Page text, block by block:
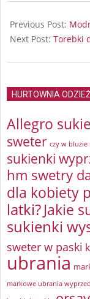
09-
25
Previous Post:
Next Post: Torebki
HURTOWNIA
Allegro
sweter czy w bluzie
sukienki
hm swetry
dla kobiety
latki?Jakie
sukienki
sweter w paski
ubrania
markowe ubrania